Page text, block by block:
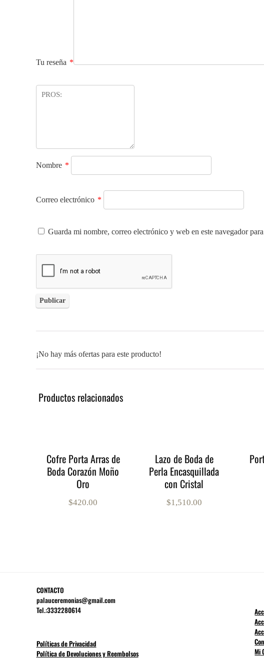
Tu reseña *
Nombre *
Correo electrónico *
Guarda mi nombre, correo electrónico y web en este navegador
¡No hay más ofertas para este producto!
Productos relacionados
Cofre Porta Arras de
Boda Corazón Moño
Oro
$420.00
Lazo de Boda de
Perla Encasquillada
con Cristal
$1,510.00
CONTACTO
palauceremonias@gmail.com
Tel.:3332280614
Políticas de Privacidad
Política de Devoluciones y Reembolsos
Mi